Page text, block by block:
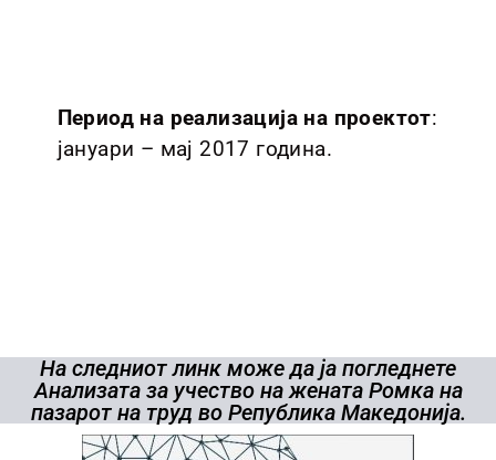
Период на реализација на проектот:
јануари – мај 2017 година.
На следниот линк може да ја погледнете
Анализата за учество на жената Ромка на
пазарот на труд во Република Македонија.